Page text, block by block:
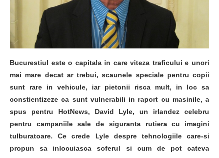
Bucurestiul este o capitala in care viteza traficului e unori
mai mare decat ar trebui, scaunele speciale pentru copii
sunt rare in vehicule, iar pietonii risca mult, in loc sa
constientizeze ca sunt vulnerabili in raport cu masinile, a
spus pentru HotNews, David Lyle, un irlandez celebru
pentru campaniile sale de siguranta rutiera cu imagini
tulburatoare. Ce crede Lyle despre tehnologiile care-si
propun sa inlocuiasca soferul si cum de pot cateva